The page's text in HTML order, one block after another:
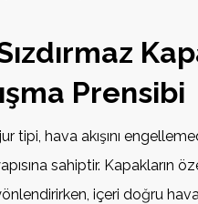
Prensibi
tipi, hava akışını
sahiptir. Kapakların
içeri doğru